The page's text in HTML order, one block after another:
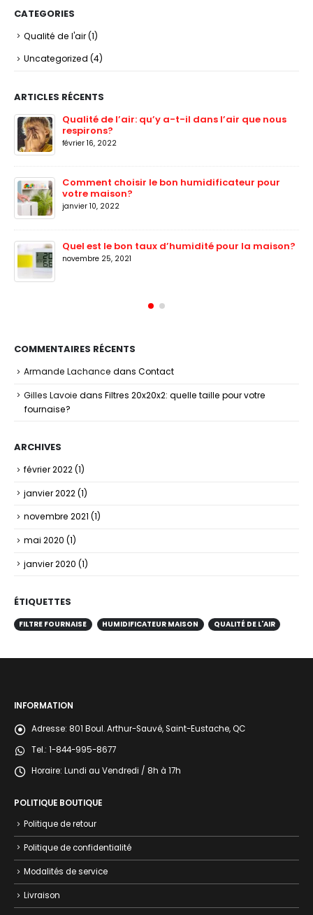
CATEGORIES
Qualité de l'air(1)
Uncategorized (4)
ARTICLES RÉCENTS
Qualité de l’air: qu’y a-t-il dans l’air que nous
respirons?
février 16, 2022
Comment choisir le bon humidificateur pour
votre maison?
janvier 10, 2022
Quel est le bon taux d’humidité pour la maison?
novembre 25, 2021
COMMENTAIRES RÉCENTS
Armande Lachance dans Contact
Gilles Lavoie dans Filtres 20x20x2: quelle taille pour votre
fournaise?
ARCHIVES
février 2022(1)
janvier 2022(1)
novembre 2021 (1)
mai 2020 (1)
janvier 2020 (1)
ÉTIQUETTES
FILTRE FOURNAISE HUMIDIFICATEUR MAISON QUALITÉ DE L'AIR
INFORMATION
Adresse: 801 Boul. Arthur-Sauvé, Saint-Eustache, QC
Tel.: 1-844-995-8677
Horaire: Lundi au Vendredi / 8h à 17h
POLITIQUE BOUTIQUE
Politique de retour
Politique de confidentialité
Modalités de service
Livraison